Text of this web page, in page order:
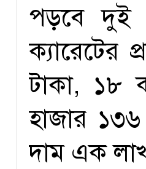
পড়বে দুই
ক্যারেটের
টাকা, ১৮
হাজার
দাম এক